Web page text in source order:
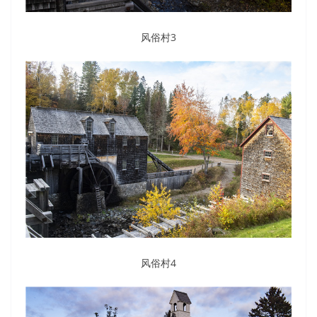
风俗村3
风俗村4